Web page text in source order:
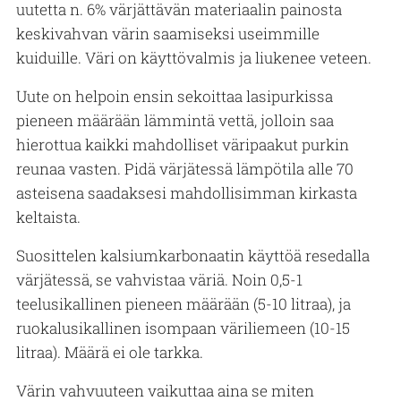
uutetta n. 6% värjättävän materiaalin painosta
keskivahvan värin saamiseksi useimmille
kuiduille. Väri on käyttövalmis ja liukenee veteen.
Uute on helpoin ensin sekoittaa lasipurkissa
pieneen määrään lämmintä vettä, jolloin saa
hierottua kaikki mahdolliset väripaakut purkin
reunaa vasten. Pidä värjätessä lämpötila alle 70
asteisena saadaksesi mahdollisimman kirkasta
keltaista.
Suosittelen kalsiumkarbonaatin käyttöä resedalla
värjätessä, se vahvistaa väriä. Noin 0,5-1
teelusikallinen pieneen määrään (5-10 litraa), ja
ruokalusikallinen isompaan väriliemeen (10-15
litraa). Määrä ei ole tarkka.
Värin vahvuuteen vaikuttaa aina se miten